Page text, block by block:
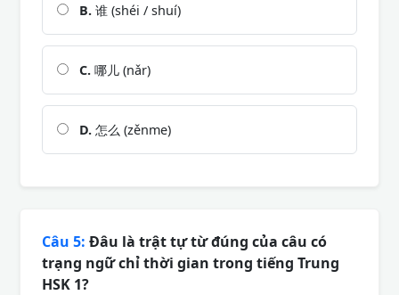
B. 谁 (shéi / shuí)
C. 哪儿 (nǎr)
D. 怎么 (zěnme)
Câu 5: Đâu là trật tự từ đúng của câu có
trạng ngữ chỉ thời gian trong tiếng Trung
HSK 1?